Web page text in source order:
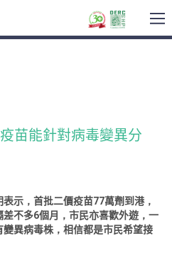
苗能針對病毒變異分
示，首批二價疫苗77萬劑到港，
不多6個月，市民亦喜歡外遊，一
異病毒株，相信都是市民希望接